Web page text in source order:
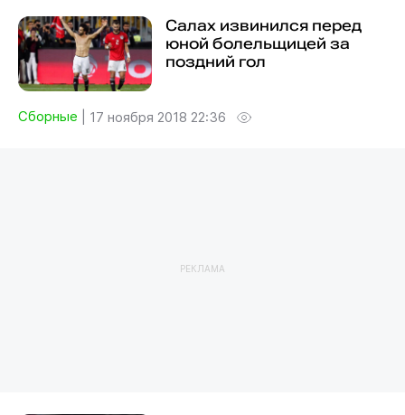
Салах извинился перед
юной болельщицей за
поздний гол
Сборные 17 ноября 2018 22:36
РЕКЛАМА